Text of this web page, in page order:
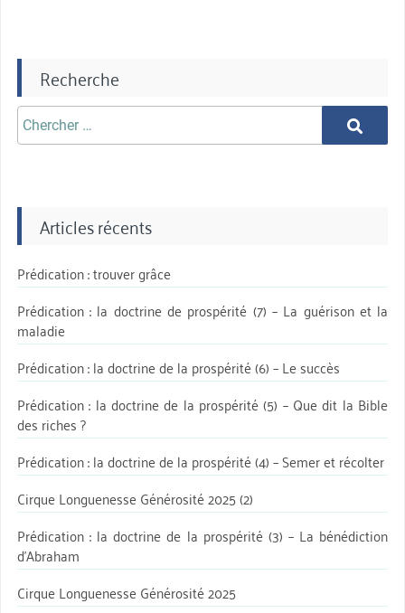
Recherche
Chercher
aprè:
Chercher
Articles récents
Prédication : trouver grâce
Prédication : la doctrine de prospérité (7) – La guérison et la
maladie
Prédication : la doctrine de la prospérité (6) – Le succès
Prédication : la doctrine de la prospérité (5) – Que dit la Bible
des riches ?
Prédication : la doctrine de la prospérité (4) – Semer et récolter
Cirque Longuenesse Générosité 2025 (2)
Prédication : la doctrine de la prospérité (3) – La bénédiction
d’Abraham
Cirque Longuenesse Générosité 2025